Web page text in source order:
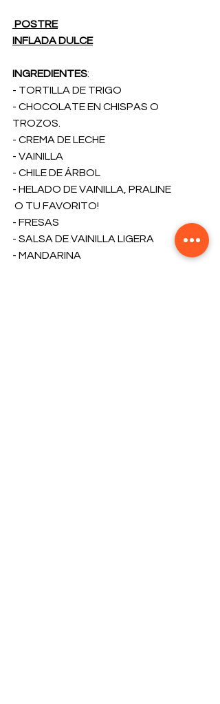
POSTRE
INFLADA DULCE
INGREDIENTES:
- TORTILLA DE TRIGO
- CHOCOLATE EN CHISPAS O
TROZOS.
- CREMA DE LECHE
- VAINILLA
- CHILE DE ÁRBOL
- HELADO DE VAINILLA, PRALINE
O TU FAVORITO!
- FRESAS
- SALSA DE VAINILLA LIGERA
- MANDARINA